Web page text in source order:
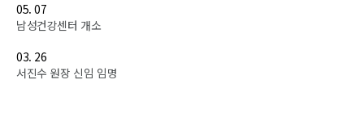
05. 07
남성건강센터 개소
03. 26
서진수 원장 신임 임명